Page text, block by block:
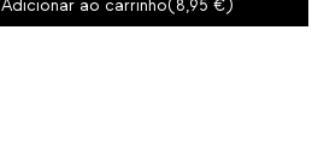
Adicionar ao carrinho(8,95 )